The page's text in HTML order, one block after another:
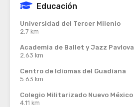
Educación
Universidad del Tercer Milenio
2.7 km
Academia de Ballet y Jazz Pavlova
2.63 km
Centro de Idiomas del Guadiana
5.63 km
Colegio Militarizado Nuevo México
4.11 km